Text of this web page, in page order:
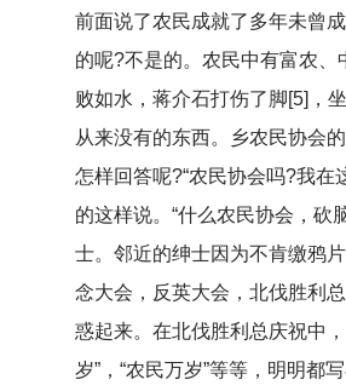
前面说了农民成就了多年未曾
的呢?不是的。农民中有富农
败如水，蒋介石打伤了脚[5]，
从来没有的东西。乡农民协会
怎样回答呢?“农民协会吗?我
的这样说。“什么农民协会，砍
士。邻近的绅士因为不肯缴鸦
念大会，反英大会，北伐胜利
惑起来。在北伐胜利总庆祝中
岁”，“农民万岁”等等，明明都